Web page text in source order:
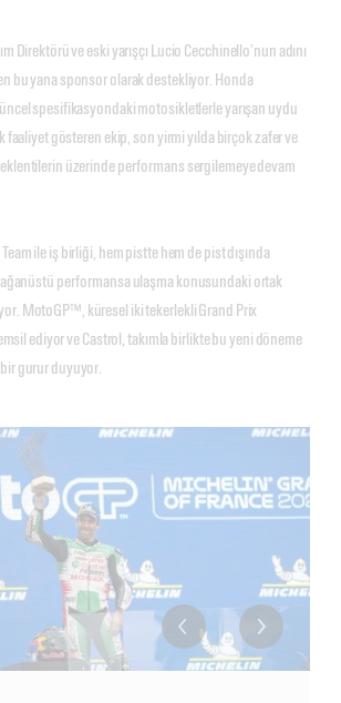
Direktörü ve eski yarışçı Lucio Cecchinello’nun adını
bu yana sponsor olarak destekliyor. Honda
spesifikasyondaki motosikletlerle yarışan uydu
faaliyet gösteren ekip, son yirmi yılda birçok zafer ve
üzerinde performans sergilemeye devam
ile iş birliği, hem pistte hem de pist dışında
performansa ulaşma konusundaki ortak
MotoGP™, küresel iki tekerlekli Grand Prix
ediyor ve Castrol, takımla birlikte bu yeni döneme
gurur duyuyor.